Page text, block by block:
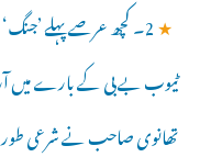
★ 2۔ کچھ عرصے پہلے
ٹیوب بے بی کے بارے میں
تھانوی صاحب نے شرعی طور